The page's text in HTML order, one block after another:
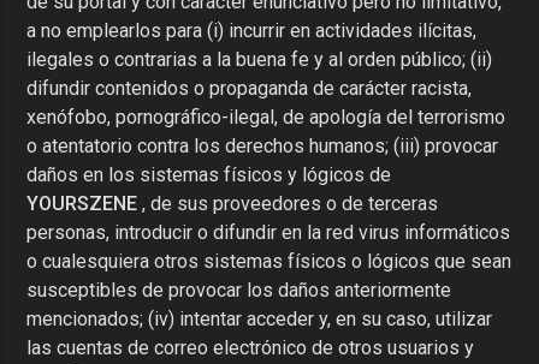
a no emplearlos para (i) incurrir en actividades ilícitas,
ilegales o contrarias a la buena fe y al orden público; (ii)
difundir contenidos o propaganda de carácter racista,
xenófobo, pornográfico-ilegal, de apología del terrorismo
o atentatorio contra los derechos humanos; (iii) provocar
daños en los sistemas físicos y lógicos de
YOURSZENE , de sus proveedores o de terceras
personas, introducir o difundir en la red virus informáticos
o cualesquiera otros sistemas físicos o lógicos que sean
susceptibles de provocar los daños anteriormente
mencionados; (iv) intentar acceder y, en su caso, utilizar
las cuentas de correo electrónico de otros usuarios y